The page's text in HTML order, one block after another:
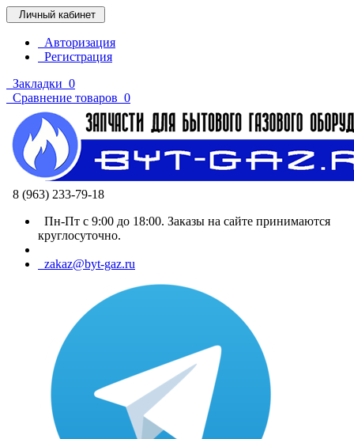
Личный кабинет
Авторизация
Регистрация
Закладки 0
Сравнение товаров 0
8 (963) 233-79-18
Пн-Пт с 9:00 до 18:00. Заказы на сайте принимаются
круглосуточно.
zakaz@byt-gaz.ru